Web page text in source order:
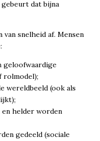
gebeurt dat bijna
snelheid af. Mensen
geloofwaardige
rolmodel);
wereldbeeld (ook als
helder worden
gedeeld (sociale